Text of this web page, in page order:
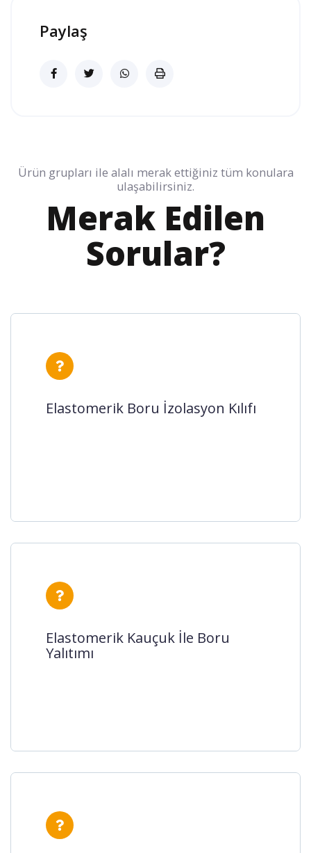
Paylaş
Ürün grupları ile alalı merak ettiğiniz tüm konulara
ulaşabilirsiniz.
Merak Edilen
Sorular?
Elastomerik Boru İzolasyon Kılıfı
Elastomerik Boru izolasyon kılıfı, yalıtım
amacıyla kullanılmakta olan bir köpük
Elastomerik Boru İzolasyon Kılıfı
Elastomerik Kauçuk İle Boru
Yalıtımı
Elastomerik Kauçuk İle Boru
Yalıtımı
Boru İzolasyonu